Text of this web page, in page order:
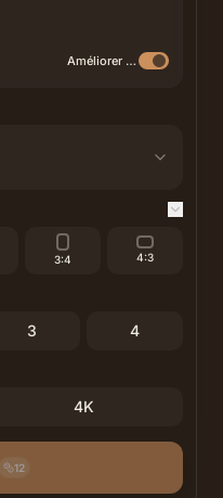
Améliorer avec l'IA
3:4 4:3
3 4
4K
12